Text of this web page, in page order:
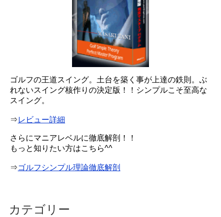
ゴルフの王道スイング。土台を築く事が上達の鉄則。ぶ
れないスイング核作りの決定版！！シンプルこそ至高な
スイング。
⇒レビュー詳細
さらにマニアレベルに徹底解剖！！
もっと知りたい方はこちら^^
⇒ゴルフシンプル理論徹底解剖
カテゴリー